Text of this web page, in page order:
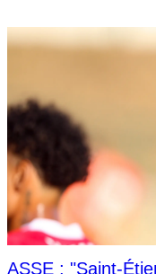
ASSE : "Saint-